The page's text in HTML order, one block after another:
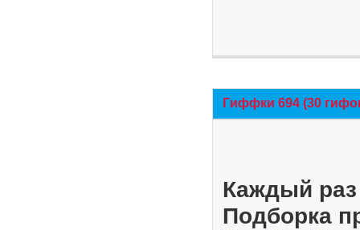
Гиффки 694 (30
Каждый
Подборка